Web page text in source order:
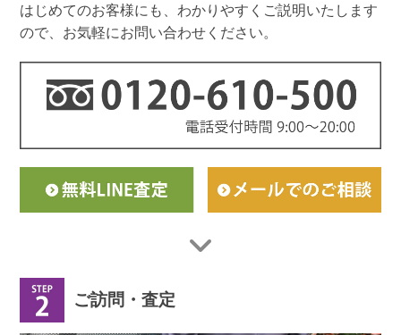
はじめてのお客様にも、わかりやすくご説明いたします
ので、お気軽にお問い合わせください。
ご訪問・査定